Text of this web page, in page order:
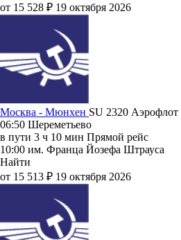
от 15 528 ₽ 19 октября 2026
Москва - Мюнхен SU 2320 Аэрофлот
06:50 Шереметьево
в пути 3 ч 10 мин Прямой рейс
10:00 им. Франца Йозефа Штрауса
Найти
от 15 513 ₽ 19 октября 2026